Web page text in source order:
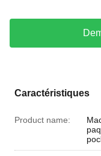
Caractéristiques
Product name: